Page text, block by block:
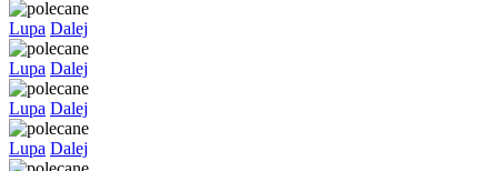
Lupa Dalej
Lupa Dalej
Lupa Dalej
Lupa Dalej